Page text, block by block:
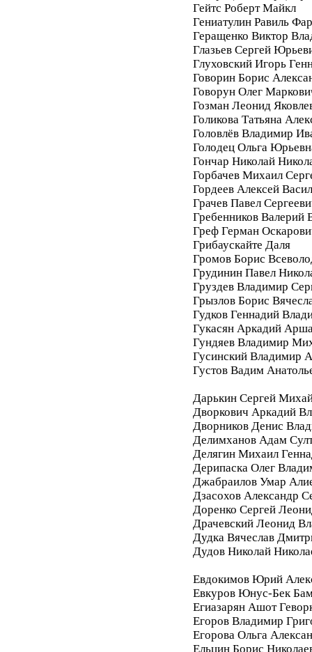
Гейтс Роберт Майкл
Гениатулин Равиль
Геращенко Виктор
Глазьев Сергей
Глуховский Игорь
Говорин Борис
Говорун Олег
Гозман Леонид
Голикова Татьяна
Головлёв Владимир
Голодец Ольга
Гончар Николай
Горбачев Михаил
Гордеев Алексей
Грачев Павел
Гребенников Валерий
Греф Герман
Грибаускайте Даля
Громов Борис
Грудинин Павел
Груздев Владимир
Грызлов Борис
Гудков Геннадий
Гукасян Аркадий
Гундяев Владимир
Гусинский Владимир
Густов Вадим
Дарькин Сергей
Дворкович Аркадий
Дворников Денис
Делимханов Адам
Делягин Михаил
Дерипаска Олег
Джабраилов Умар
Дзасохов Александр
Доренко Сергей
Драчевский Леонид
Дудка Вячеслав
Дудов Николай
Евдокимов Юрий
Евкуров Юнус-Бек
Егиазарян Ашот
Егоров Владимир
Егорова Ольга
Ельцин Борис